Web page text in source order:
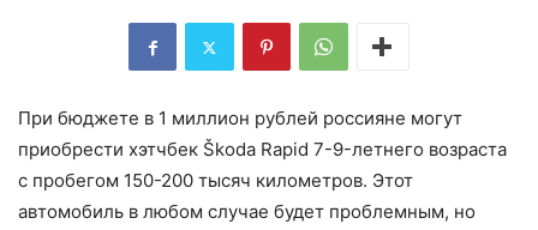
При бюджете в 1 миллион рублей россияне могут
приобрести хэтчбек Škoda Rapid 7-9-летнего возраста
с пробегом 150-200 тысяч километров. Этот
автомобиль в любом случае будет проблемным, но